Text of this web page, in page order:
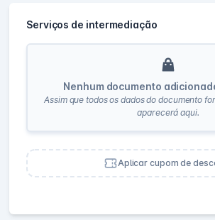
Serviços de intermediação
Nenhum documento
Assim que todos os dados do documento
aparecerá aqui.
Aplicar cupom de